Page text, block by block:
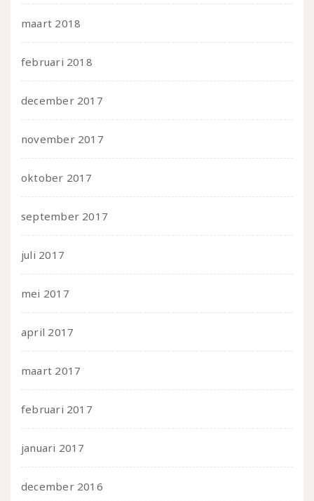
maart 2018
februari 2018
december 2017
november 2017
oktober 2017
september 2017
juli 2017
mei 2017
april 2017
maart 2017
februari 2017
januari 2017
december 2016